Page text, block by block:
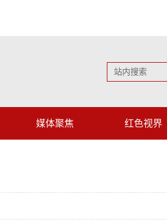
媒体聚焦 红色视界